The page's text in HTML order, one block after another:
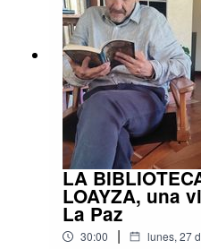
Conversamos con
proyecto colaborativo
territorio desde una
colectiva. Una nota
LA
LOAYZA, una
La Paz
30:00 | lunes, 27